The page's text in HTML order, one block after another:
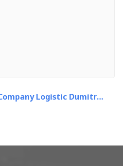
Dumitrans Company Logistic Dumitrascu Florin